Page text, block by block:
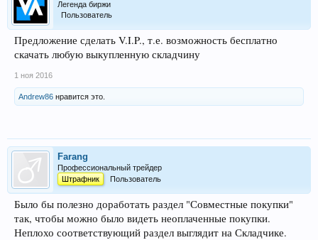
Легенда биржи
Пользователь
Предложение сделать V.I.P., т.е. возможность бесплатно
скачать любую выкупленную складчину
1 ноя 2016
Andrew86 нравится это.
Farang
Профессиональный трейдер
Штрафник
Пользователь
Было бы полезно доработать раздел "Совместные покупки"
так, чтобы можно было видеть неоплаченные покупки.
Неплохо соответствующий раздел выглядит на Складчике.